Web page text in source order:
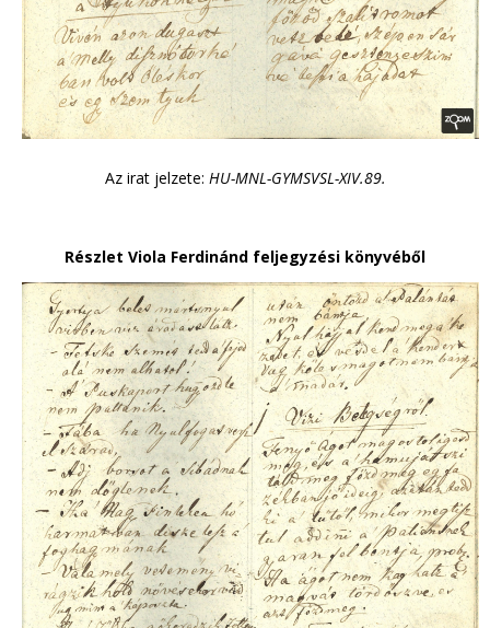
Az irat jelzete: HU-MNL-GYMSVSL-XIV.89.
Részlet Viola Ferdinánd feljegyzési könyvéből